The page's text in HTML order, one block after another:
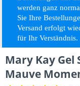
werden ganz
SieIhre
Versand erfolgt
für Ihr Verständnis.
Mary Kay
Mauve